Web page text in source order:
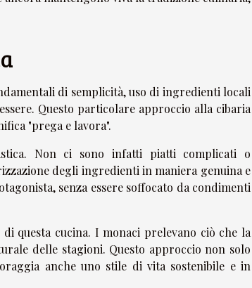
di semplicità, uso di ingredienti locali
Questo particolare approccio alla cibaria
"prega e lavora".
Non ci sono infatti piatti complicati o
degli ingredienti in maniera genuina e
senza essere soffocato da condimenti
questa cucina. I monaci prelevano ciò che la
delle stagioni. Questo approccio non solo
anche uno stile di vita sostenibile e in